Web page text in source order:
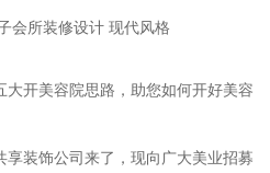
会所装修设计 现代风格
大开美容院思路，助您如何开好美容
享装饰公司来了，现向广大美业招募